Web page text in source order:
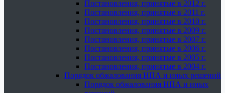
Постановления, принятые в 2012 г.
Постановления, принятые в 2011 г.
Постановления, принятые в 2010 г.
Постановления, принятые в 2009 г.
Постановления, принятые в 2007 г.
Постановления, принятые в 2006 г.
Постановления, принятые в 2005 г.
Постановления, принятые в 2004 г.
Порядок обжалования НПА и иных решений
Порядок обжалования НПА и иных